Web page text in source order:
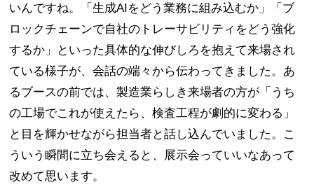
いんですね。「生成AIをどう業務に組み込むか」「ブ
ロックチェーンで自社のトレーサビリティをどう強化
するか」といった具体的な伸びしろを抱えて来場され
ている様子が、会話の端々から伝わってきました。あ
るブースの前では、製造業らしき来場者の方が「うち
の工場でこれが使えたら、検査工程が劇的に変わる」
と目を輝かせながら担当者と話し込んでいました。こ
ういう瞬間に立ち会えると、展示会っていいなあって
改めて思います。